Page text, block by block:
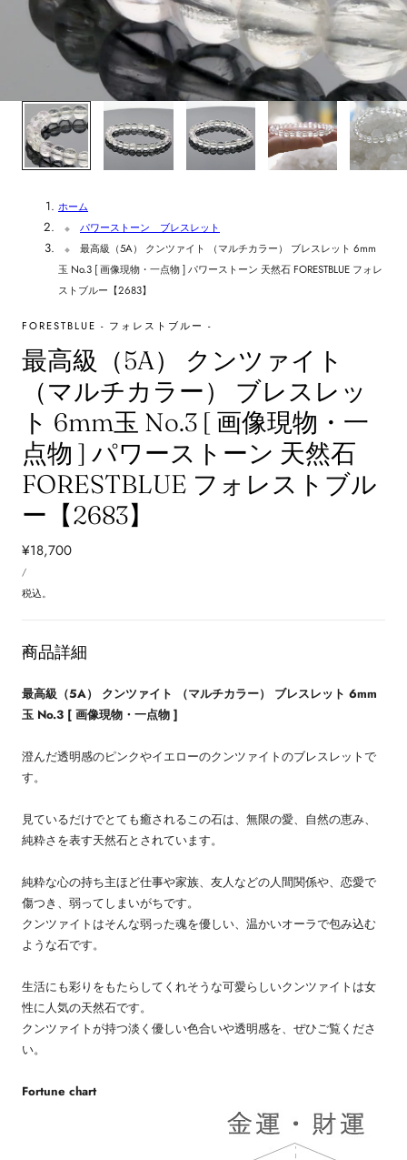
1/5
ホーム
パワーストーン ブレスレット
最高級（5A） クンツァイト （マルチカラー） ブレスレット 6mm
玉 No.3 [ 画像現物・一点物 ] パワーストーン 天然石 FORESTBLUE フォレ
ストブルー【2683】
FORESTBLUE - フォレストブルー -
最高級（5A） クンツァイト
（マルチカラー） ブレスレッ
ト 6mm玉 No.3 [ 画像現物・一
点物 ] パワーストーン 天然石
FORESTBLUE フォレストブル
ー【2683】
通
常
価
¥18,700
単
価/あ
り
税込。
商品詳細
最高級（5A） クンツァイト （マルチカラー） ブレスレット 6mm
玉 No.3 [ 画像現物・一点物 ]
澄んだ透明感のピンクやイエローのクンツァイトのブレスレットで
す。
見ているだけでとても癒されるこの石は、無限の愛、自然の恵み、
純粋さを表す天然石とされています。
純粋な心の持ち主ほど仕事や家族、友人などの人間関係や、恋愛で
傷つき、弱ってしまいがちです。
クンツァイトはそんな弱った魂を優しい、温かいオーラで包み込む
ような石です。
生活にも彩りをもたらしてくれそうな可愛らしいクンツァイトは女
性に人気の天然石です。
クンツァイトが持つ淡く優しい色合いや透明感を、ぜひご覧くださ
い。
Fortune chart